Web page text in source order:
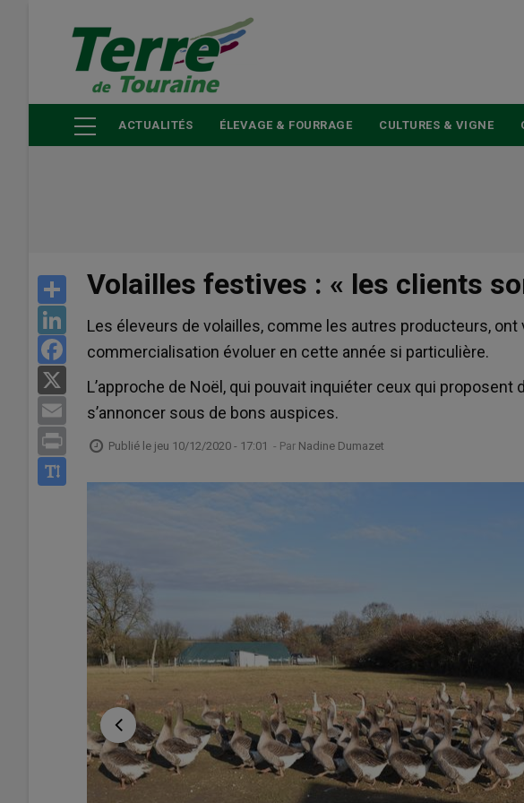
principal
ACTUALITÉS ÉLEVAGE & FOURRAGE CULTURES & VIGNE
Share
LinkedIn
Facebook
Email
Print
Volailles festives : « les clients
Les éleveurs de volailles, comme les autres producteurs,
commercialisation évoluer en cette année si particulière.
L’approche de Noël, qui pouvait inquiéter ceux qui
s’annoncer sous de bons auspices.
Publié le jeu 10/12/2020 - 17:01 - Par Nadine Dumazet